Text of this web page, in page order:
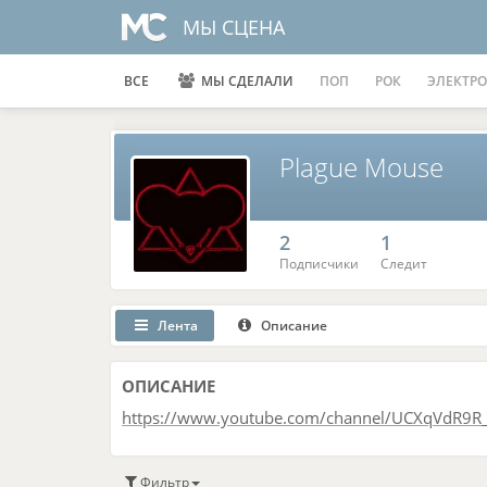
МЫ СЦЕНА
ВСЕ МЫ СДЕЛАЛИ ПОП РОК ЭЛЕКТРО
Plague Mouse
2
Подписчики
1
Следит
Лента Описание
ОПИСАНИЕ
https://www.youtube.com/channel/
Фильтр